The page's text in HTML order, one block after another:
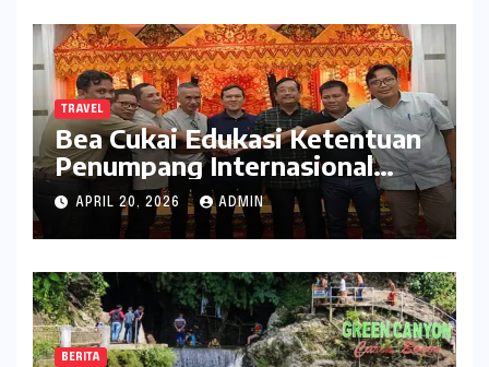
TRAVEL
Bea Cukai Edukasi Ketentuan
Penumpang Internasional
kepada Pelaku Usaha Travel
APRIL 20, 2026 ADMIN
BERITA